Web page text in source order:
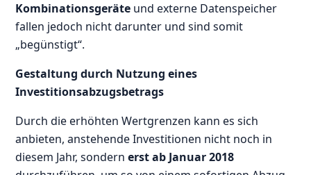
Kombinationsgeräte und externe Datenspeicher
fallen jedoch nicht darunter und sind somit
„begünstigt“.
Gestaltung durch Nutzung eines
Investitionsabzugsbetrags
Durch die erhöhten Wertgrenzen kann es sich
anbieten, anstehende Investitionen nicht noch in
diesem Jahr, sondernerst ab Januar 2018